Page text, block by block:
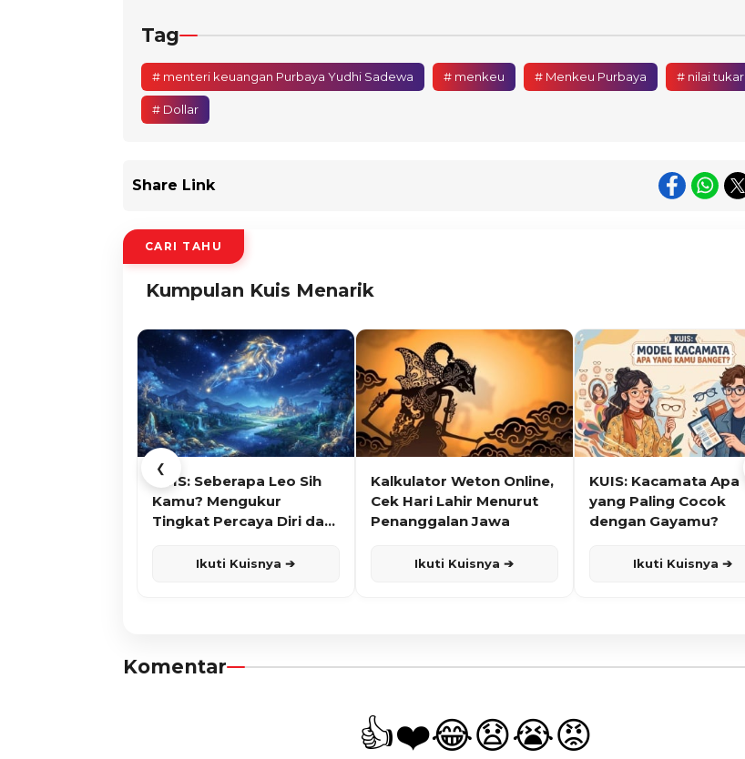
Tag
# menteri keuangan Purbaya Yudhi Sadewa # menkeu # Menkeu Purbaya # nilai tukar
# Dollar
Share Link
CARI TAHU
Kumpulan Kuis Menarik
❮
KUIS: Seberapa Leo Sih
Kamu? Mengukur
Tingkat Percaya Diri dan
Ikuti Kuisnya ➔
Kalkulator Weton Online,
Cek Hari Lahir Menurut
Penanggalan Jawa
Ikuti Kuisnya ➔
KUIS: Kacamata Apa
yang Paling Cocok
dengan Gayamu?
Ikuti Kuisnya ➔
Komentar
👍❤️😂😧😭😡